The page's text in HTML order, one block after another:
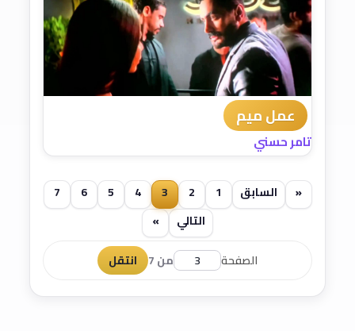
عمل ميم
تامر حسني
« السابق 1
2
3
4
5
6
7
التالي
»
الصفحة
من 7 انتقل